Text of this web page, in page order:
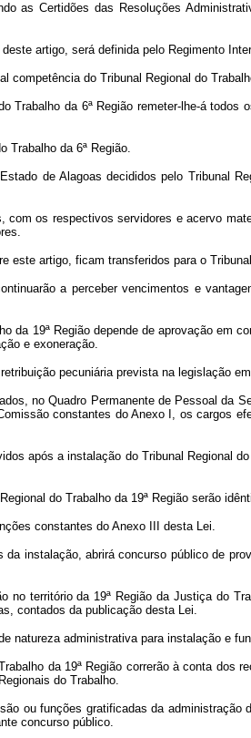
as Certidões das Resoluções
artigo, será definida pelo Regimento
competência do Tribunal Regional do
Trabalho da 6ª Região remeter-lhe-á
Trabalho da 6ª Região.
de Alagoas decididos pelo Tribunal
os respectivos servidores e acervo
artigo, ficam transferidos para o
a perceber vencimentos e
da 19ª Região depende de aprovação
e exoneração.
pecuniária prevista na legislação
no Quadro Permanente de Pessoal da
constantes do Anexo I, os cargos
após a instalação do Tribunal Regional
do Trabalho da 19ª Região serão
constantes do Anexo III desta Lei.
instalação, abrirá concurso público de
território da 19ª Região da Justiça do
contados da publicação desta Lei.
administrativa para instalação e
da 19ª Região correrão à conta dos
do Trabalho.
ou funções gratificadas da
concurso público.